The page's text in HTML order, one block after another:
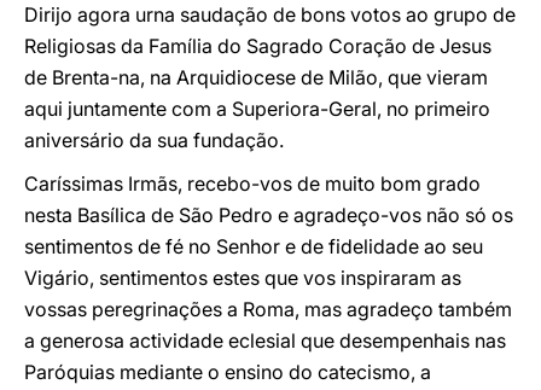
Dirijo agora urna saudação de bons votos ao grupo de
Religiosas da Família do Sagrado Coração de Jesus
de Brenta-na, na Arquidiocese de Milão, que vieram
aqui juntamente com a Superiora-Geral, no primeiro
aniversário da sua fundação.
Caríssimas Irmãs, recebo-vos de muito bom grado
nesta Basílica de São Pedro e agradeço-vos não só os
sentimentos de fé no Senhor e de fidelidade ao seu
Vigário, sentimentos estes que vos inspiraram as
vossas peregrinações a Roma, mas agradeço também
a generosa actividade eclesial que desempenhais nas
Paróquias mediante o ensino do catecismo, a